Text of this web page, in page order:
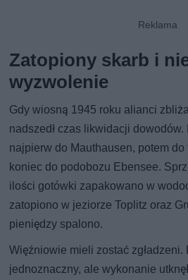
Zatopiony skarb i
wyzwolenie
Gdy wiosną 1945 roku alianci
nadszedł czas likwidacji dowodów.
najpierw do Mauthausen, potem
koniec do podobozu Ebensee.
ilości gotówki zapakowano w
zatopiono w jeziorze Toplitz oraz
pieniędzy spalono.
Więźniowie mieli zostać zgładzeni.
jednoznaczny, ale wykonanie